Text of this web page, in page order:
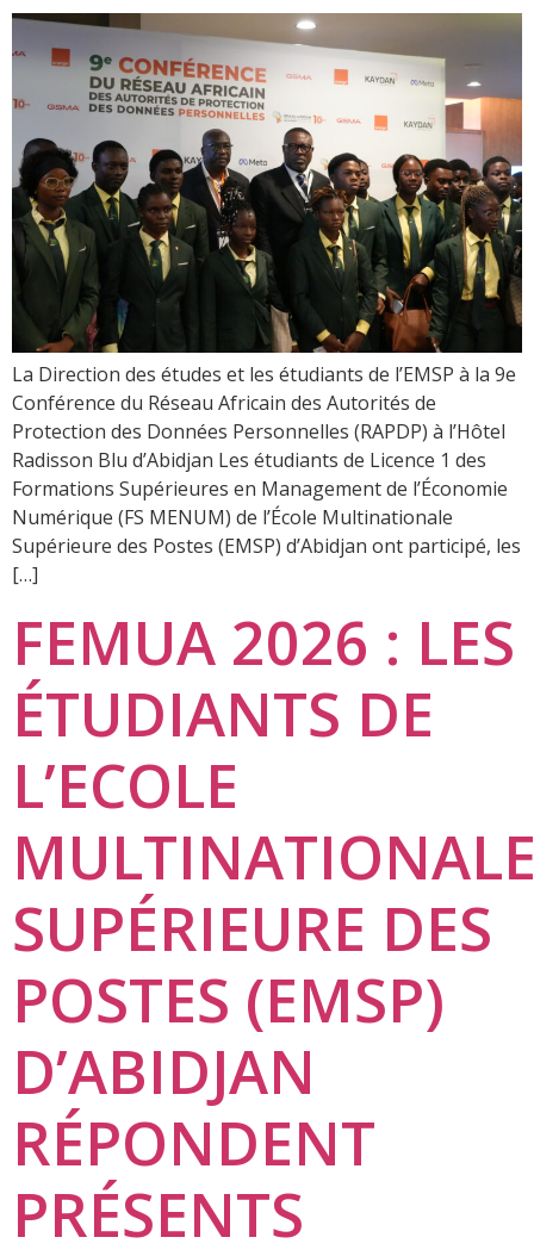
La Direction des études et les étudiants de l’EMSP à la 9e
Conférence du Réseau Africain des Autorités de
Protection des Données Personnelles (RAPDP) à l’Hôtel
Radisson Blu d’Abidjan Les étudiants de Licence 1 des
Formations Supérieures en Management de l’Économie
Numérique (FS MENUM) de l’École Multinationale
Supérieure des Postes (EMSP) d’Abidjan ont participé, les
[…]
FEMUA 2026 : LES
ÉTUDIANTS DE
L’ECOLE
SUPÉRIEURE DES
POSTES (EMSP)
D’ABIDJAN
RÉPONDENT
PRÉSENTS